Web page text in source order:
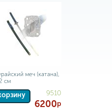
меч (катана),
см
9510
6200р